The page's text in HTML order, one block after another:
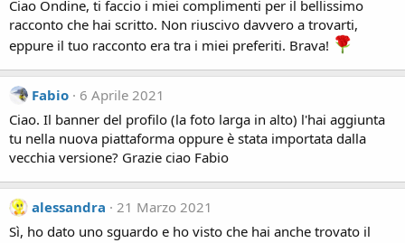
:
Ciao Ondine, ti faccio i miei complimenti per il bellissimo
racconto che hai scritto. Non riuscivo davvero a trovarti,
eppure il tuo racconto era tra i miei preferiti. Brava!
Fabio
6 Aprile 2021
Ciao. Il banner del profilo (la foto larga in alto) l'hai aggiunta
tu nella nuova piattaforma oppure è stata importata dalla
vecchia versione? Grazie ciao Fabio
alessandra
21 Marzo 2021
Sì, ho dato uno sguardo e ho visto che hai anche trovato il